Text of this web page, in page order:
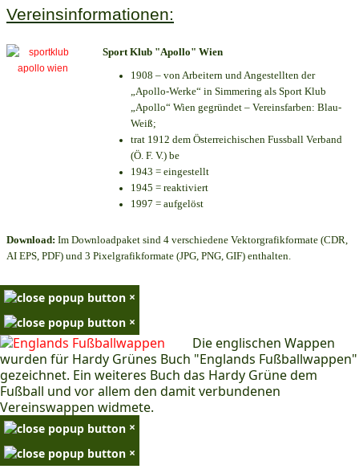
Vereinsinformationen:
Sport Klub "Apollo" Wien
1908 – von Arbeitern und Angestellten der
„Apollo-Werke“ in Simmering als Sport Klub
„Apollo“ Wien gegründet – Vereinsfarben: Blau-
Weiß;
trat 1912 dem Österreichischen Fussball Verband
(Ö. F. V.) be
1943 = eingestellt
1945 = reaktiviert
1997 = aufgelöst
Download: Im Downloadpaket sind 4 verschiedene Vektorgrafikformate (CDR,
AI EPS, PDF) und 3 Pixelgrafikformate (JPG, PNG, GIF) enthalten.
×
×
Die englischen Wappen
wurden für Hardy Grünes Buch "Englands Fußballwappen"
gezeichnet. Ein weiteres Buch das Hardy Grüne dem
Fußball und vor allem den damit verbundenen
Vereinswappen widmete.
×
×